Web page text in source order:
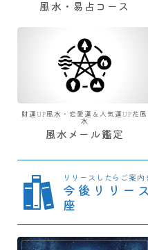
風水・易占コース
財運UP風水・恋愛運＆人気運UP花風
水
風水メール鑑定
リリースしたらご案内
今後リリー
座